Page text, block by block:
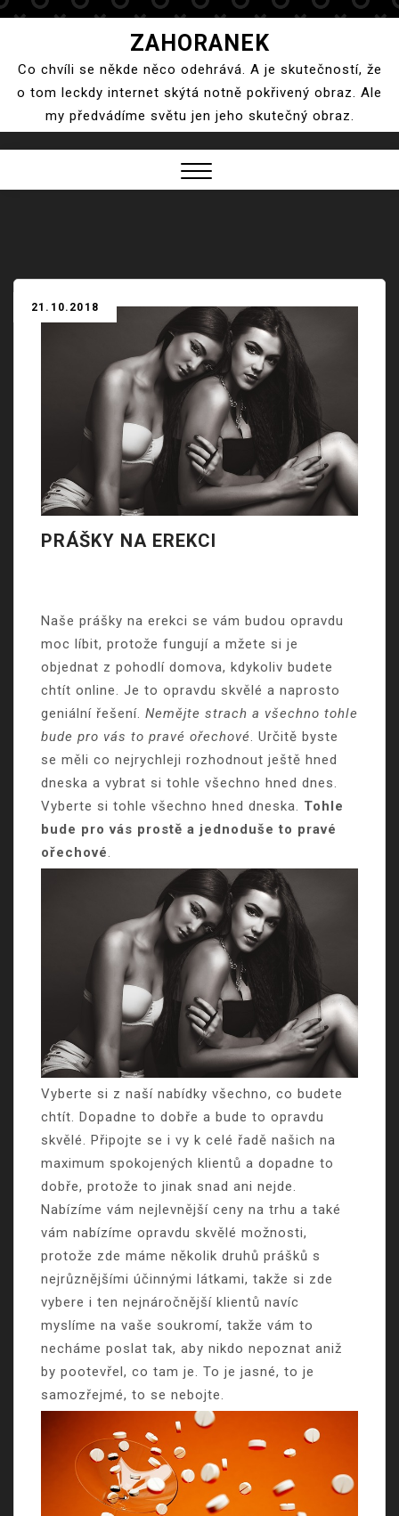
content
ZAHORANEK
Co chvíli se někde něco odehrává. A je skutečností, že
o tom leckdy internet skýtá notně pokřivený obraz. Ale
my předvádíme světu jen jeho skutečný obraz.
PRÁŠKY NA EREKCI
21.10.2018
Naše prášky na erekci se vám budou opravdu
moc líbit, protože fungují a mžete si je
objednat z pohodlí domova, kdykoliv budete
chtít online. Je to opravdu skvělé a naprosto
geniální řešení. Nemějte strach a všechno tohle
bude pro vás to pravé ořechové. Určitě byste
se měli co nejrychleji rozhodnout ještě hned
dneska a vybrat si tohle všechno hned dnes.
Vyberte si tohle všechno hned dneska. Tohle
bude pro vás prostě a jednoduše to pravé
ořechové.
Vyberte si z naší nabídky všechno, co budete
chtít. Dopadne to dobře a bude to opravdu
skvělé. Připojte se i vy k celé řadě našich na
maximum spokojených klientů a dopadne to
dobře, protože to jinak snad ani nejde.
Nabízíme vám nejlevnější ceny na trhu a také
vám nabízíme opravdu skvělé možnosti,
protože zde máme několik druhů prášků s
nejrůznějšími účinnými látkami, takže si zde
vybere i ten nejnáročnější klientů navíc
myslíme na vaše soukromí, takže vám to
necháme poslat tak, aby nikdo nepoznat aniž
by pootevřel, co tam je. To je jasné, to je
samozřejmé, to se nebojte.